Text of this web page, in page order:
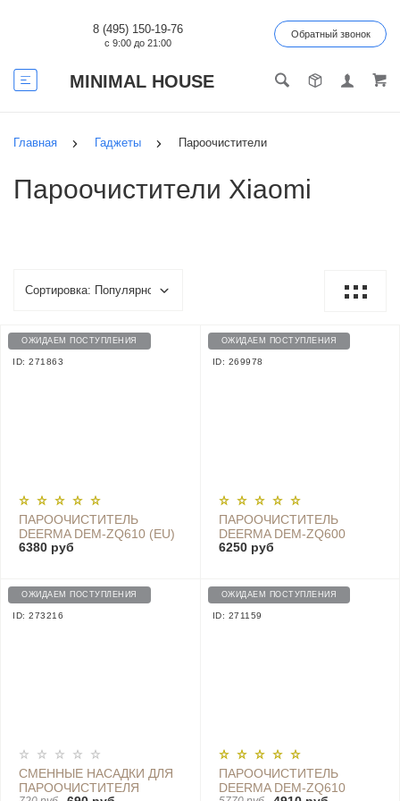
MINIMAL HOUSE
8 (495) 150-19-76
с 9:00 до 21:00
Обратный звонок
Главная Гаджеты Пароочистители
Пароочистители Xiaomi
ОЖИДАЕМ ПОСТУПЛЕНИЯ
ID: 271863
ПАРООЧИСТИТЕЛЬ
DEERMA DEM-ZQ610 (EU)
6380 руб
ОЖИДАЕМ ПОСТУПЛЕНИЯ
ID: 269978
ПАРООЧИСТИТЕЛЬ
DEERMA DEM-ZQ600
6250 руб
ОЖИДАЕМ ПОСТУПЛЕНИЯ
ID: 273216
СМЕННЫЕ НАСАДКИ ДЛЯ
ПАРООЧИСТИТЕЛЯ
ОЖИДАЕМ ПОСТУПЛЕНИЯ
ID: 271159
ПАРООЧИСТИТЕЛЬ
DEERMA DEM-ZQ610